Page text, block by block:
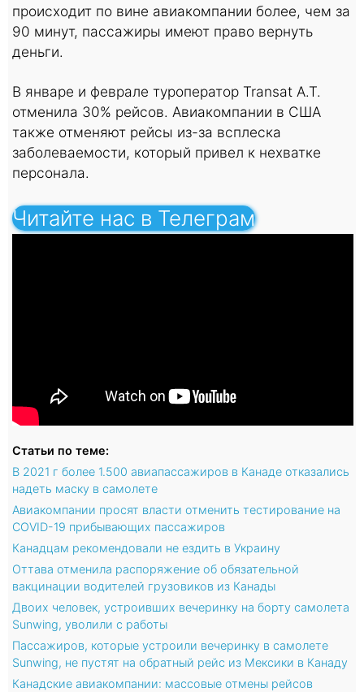
происходит по вине авиакомпании более, чем за
90 минут, пассажиры имеют право вернуть
деньги.
В январе и феврале туроператор Transat A.T.
отменила 30% рейсов. Авиакомпании в США
также отменяют рейсы из-за всплеска
заболеваемости, который привел к нехватке
персонала.
Читайте нас в Телеграм
Статьи по теме:
В 2021 г более 1.500 авиапассажиров в Канаде отказались
надеть маску в самолете
Авиакомпании просят власти отменить тестирование на
COVID-19 прибывающих пассажиров
Канадцам рекомендовали не ездить в Украину
Оттава отменила распоряжение об обязательной
вакцинации водителей грузовиков из Канады
Двоих человек, устроивших вечеринку на борту самолета
Sunwing, уволили с работы
Пассажиров, которые устроили вечеринку в самолете
Sunwing, не пустят на обратный рейс из Мексики в Канаду
Канадские авиакомпании: массовые отмены рейсов